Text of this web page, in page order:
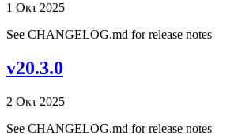
1 Οκτ 2025
See CHANGELOG.md for release notes
v20.3.0
2 Οκτ 2025
See CHANGELOG.md for release notes